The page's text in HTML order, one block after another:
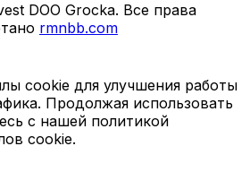
DOO Grocka. Все права
rmnbb.com
cookie для улучшения работы
Продолжая использовать
с нашей политикой
cookie.